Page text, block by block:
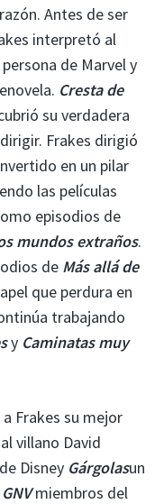
Antes de ser
interpretó al
de Marvel y
Cresta de
su verdadera
Frakes dirigió
en un pilar
las películas
episodios de
mundos extraños.
de Más allá de
que perdura en
trabajando
y Caminatas muy
Frakes su mejor
villano David
Disney Gárgolasun
GNVmiembros del